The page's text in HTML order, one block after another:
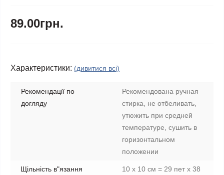
89.00грн.
Характеристики: (дивитися всі)
Рекомендації по
догляду
Рекомендована ручная
стирка, не отбеливать,
утюжить при средней
температуре, сушить в
горизонтальном
положении
Щільність в"язання
10 х 10 см = 29 пет х 38